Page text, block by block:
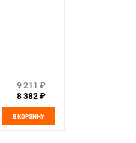
9 211 ₽
8 382 ₽
В КОРЗИНУ